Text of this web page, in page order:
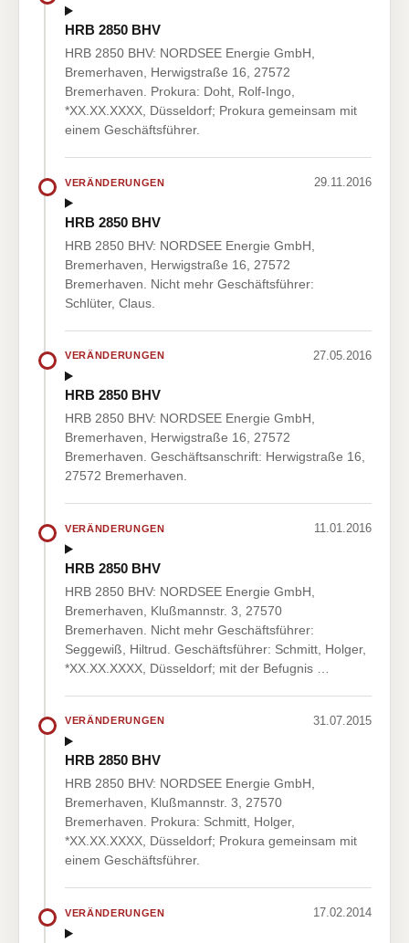
HRB 2850 BHV
HRB 2850 BHV: NORDSEE Energie GmbH,
Bremerhaven, Herwigstraße 16, 27572
Bremerhaven. Prokura: Doht, Rolf-Ingo,
*XX.XX.XXXX, Düsseldorf; Prokura gemeinsam mit
einem Geschäftsführer.
VERÄNDERUNGEN 29.11.2016
HRB 2850 BHV
HRB 2850 BHV: NORDSEE Energie GmbH,
Bremerhaven, Herwigstraße 16, 27572
Bremerhaven. Nicht mehr Geschäftsführer:
Schlüter, Claus.
VERÄNDERUNGEN 27.05.2016
HRB 2850 BHV
HRB 2850 BHV: NORDSEE Energie GmbH,
Bremerhaven, Herwigstraße 16, 27572
Bremerhaven. Geschäftsanschrift: Herwigstraße 16,
27572 Bremerhaven.
VERÄNDERUNGEN 11.01.2016
HRB 2850 BHV
HRB 2850 BHV: NORDSEE Energie GmbH,
Bremerhaven, Klußmannstr. 3, 27570
Bremerhaven. Nicht mehr Geschäftsführer:
Seggewiß, Hiltrud. Geschäftsführer: Schmitt, Holger,
*XX.XX.XXXX, Düsseldorf; mit der Befugnis …
VERÄNDERUNGEN 31.07.2015
HRB 2850 BHV
HRB 2850 BHV: NORDSEE Energie GmbH,
Bremerhaven, Klußmannstr. 3, 27570
Bremerhaven. Prokura: Schmitt, Holger,
*XX.XX.XXXX, Düsseldorf; Prokura gemeinsam mit
einem Geschäftsführer.
VERÄNDERUNGEN 17.02.2014